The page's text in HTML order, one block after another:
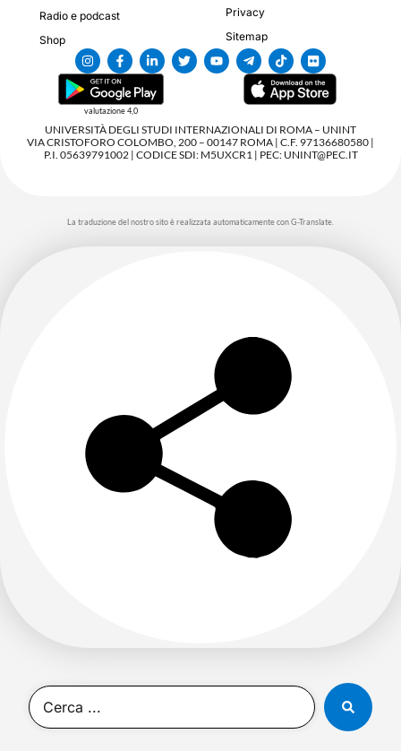
Radio e podcast
Shop
Privacy
Sitemap
valutazione 4,0
UNIVERSITÀ DEGLI STUDI INTERNAZIONALI DI ROMA – UNINT
VIA CRISTOFORO COLOMBO, 200 – 00147 ROMA | C.F. 97136680580 |
P.I. 05639791002 | CODICE SDI: M5UXCR1 | PEC: UNINT@PEC.IT
La traduzione del nostro sito è realizzata automaticamente con G-Translate.